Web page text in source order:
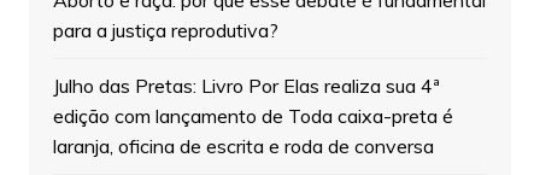
para a justiça reprodutiva?
Julho das Pretas: Livro Por Elas realiza sua 4ª
edição com lançamento de Toda caixa-preta é
laranja, oficina de escrita e roda de conversa